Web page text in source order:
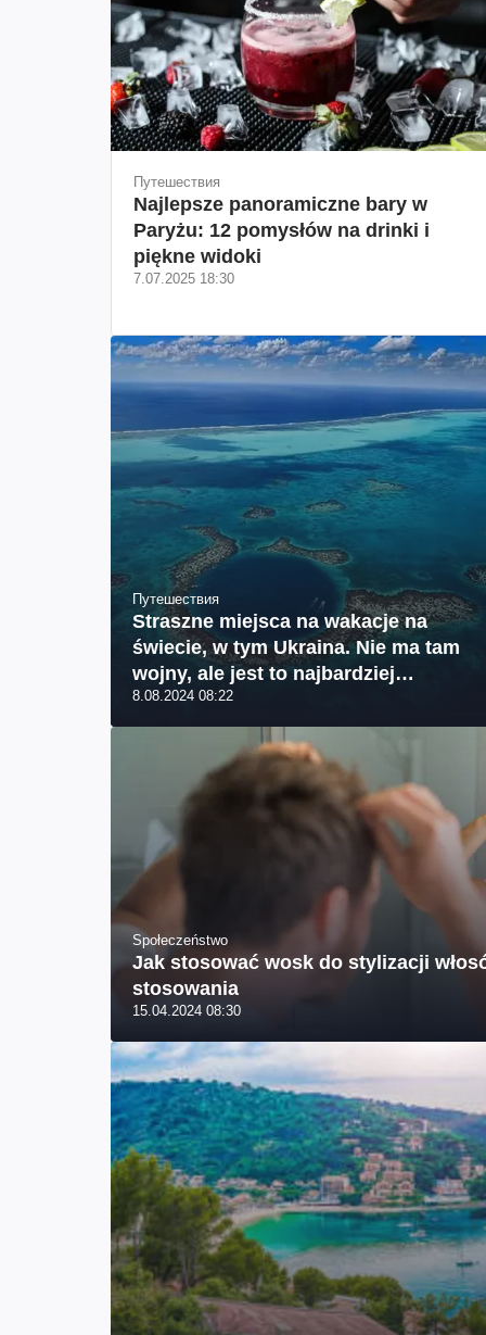
Путешествия
Najlepsze panoramiczne bary w
Paryżu: 12 pomysłów na drinki i
piękne widoki
7.07.2025 18:30
Путешествия
Straszne miejsca na wakacje na
świecie, w tym Ukraina. Nie ma tam
wojny, ale jest to najbardziej
niebezpieczna turystyka
8.08.2024 08:22
Społeczeństwo
Jak stosować wosk do stylizacji
stosowania
15.04.2024 08:30